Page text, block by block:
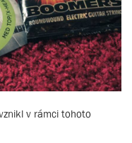
vznikl v rámci tohoto